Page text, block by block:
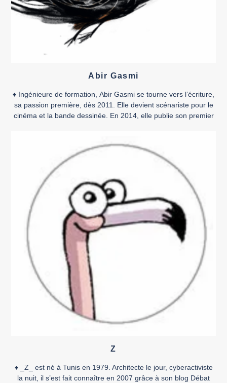
Abir Gasmi
♦ Ingénieure de formation, Abir Gasmi se tourne vers l’écriture,
sa passion première, dès 2011. Elle devient scénariste pour le
cinéma et la bande dessinée. En 2014, elle publie son premier
international de la bande dessinée d’Alger. Elle signe d’autres
bandes dessinées […]
Z
♦ _Z_ est né à Tunis en 1979. Architecte le jour, cyberactiviste
la nuit, il s’est fait connaître en 2007 grâce à son blog Débat